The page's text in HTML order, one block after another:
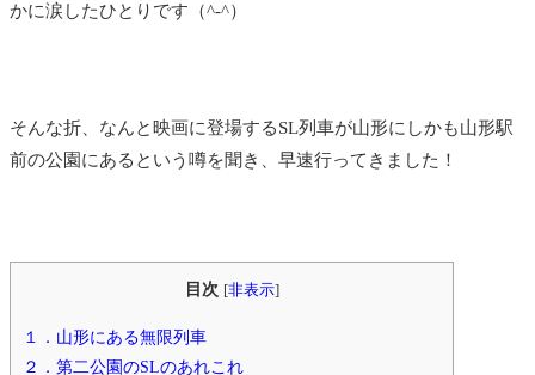
かに涙したひとりです（^-^）
そんな折、なんと映画に登場するSL列車が山形にしかも山形駅
前の公園にあるという噂を聞き、早速行ってきました！
目次 [非表示]
１．山形にある無限列車
２．第二公園のSLのあれこれ